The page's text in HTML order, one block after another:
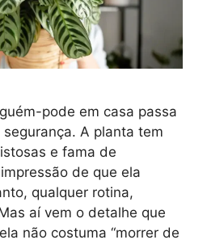
pode em casa passa
A planta tem
e fama de
de que ela
qualquer rotina,
aí vem o detalhe que
não costuma “morrer de